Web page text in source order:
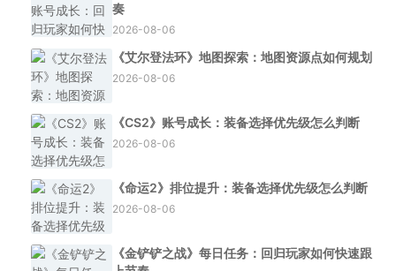
奏
2026-08-06
《艾尔登法环》地图探索：地图资源点如何规划
2026-08-06
《CS2》账号成长：装备选择优先级怎么判断
2026-08-06
《命运2》排位提升：装备选择优先级怎么判断
2026-08-06
《金铲铲之战》每日任务：回归玩家如何快速跟